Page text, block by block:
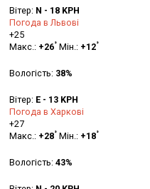
Вітер: N - 18 KPH
Погода в Львові
+25
Макс.: +26° Мін.: +12°
Вологість: 38%
Вітер: E - 13 KPH
Погода в Харкові
+27
Макс.: +28° Мін.: +18°
Вологість:43%